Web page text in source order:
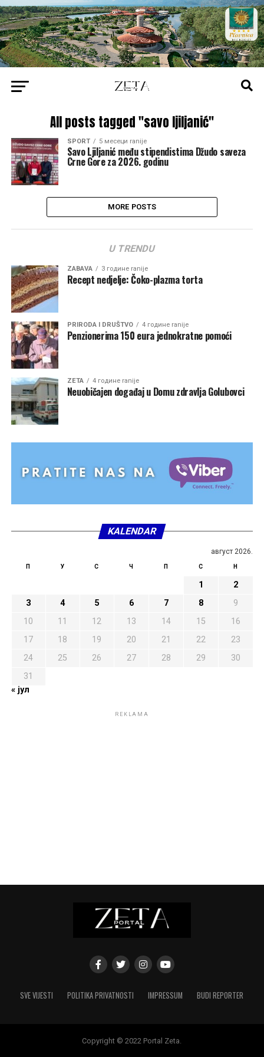
All posts tagged "savo ljiljanić"
SPORT 5 месеци ranije
Savo Ljiljanić među stipendistima Džudo saveza
Crne Gore za 2026. godinu
MORE POSTS
U TRENDU
ZABAVA 3 године ranije
Recept nedjelje: Čoko-plazma torta
PRIRODA I DRUŠTVO 4 године ranije
Penzionerima 150 eura jednokratne pomoći
ZETA 4 године ranije
Neuobičajen događaj u Domu zdravlja Golubovci
KALENDAR
август 2026.
П У С Ч П С Н
1
2
3
4 5 6 7 8
9
10
11 12 13 14 15
16
17
18 19 20 21 22
23
24
25 26 27 28 29
30
31
« јул
REKLAMA
SVE VIJESTI POLITIKA PRIVATNOSTI IMPRESSUM BUDI REPORTER
Copyright © 2022 Portal Zeta.